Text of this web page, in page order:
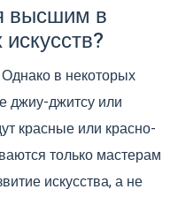
высшим в
в некоторых
джиу-джитсу или
красные или красно-
только мастерам
искусства, а не